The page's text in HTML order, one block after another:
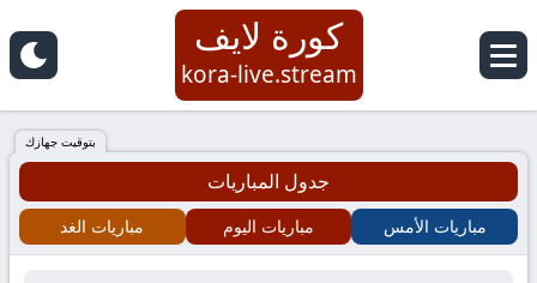
كورة
لايف
|
koora
كورة لايف
kora-live.stream
بتوقيت جهازك
جدول المباريات
مباريات الأمس مباريات اليوم مباريات الغد